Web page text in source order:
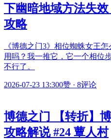
下幽暗地域方法失
攻略
《博德之门3》相位蜘蛛女王
用吗？我一推它，它一个相位
不行了。
2026-07-23 13:300赞 · 8评论
博德之门 【转折】
攻略解说 #24 蕈人村